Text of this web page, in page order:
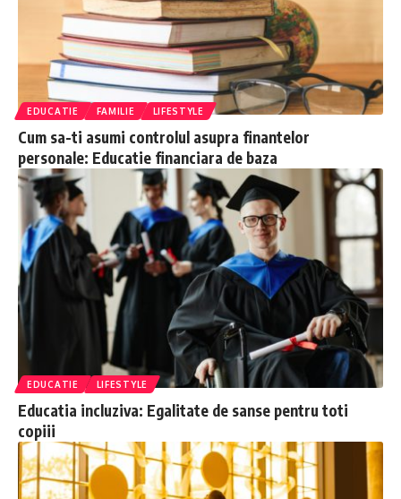
EDUCATIE FAMILIE LIFESTYLE
Cum sa-ti asumi controlul asupra finantelor
personale: Educatie financiara de baza
EDUCATIE LIFESTYLE
Educatia incluziva: Egalitate de sanse pentru toti
copiii